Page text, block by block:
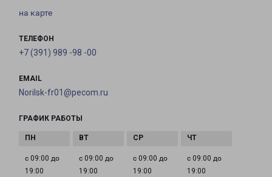
на карте
ТЕЛЕФОН
+7 (391) 989 -98 -00
EMAIL
Norilsk-fr01@pecom.ru
ГРАФИК РАБОТЫ
с 09:00 до
19:00
с 09:00 до
19:00
с 09:00 до
19:00
с 09:00 до
19:00